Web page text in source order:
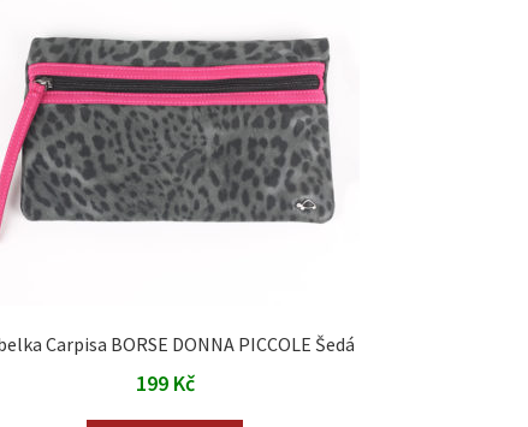
Carpisa BORSE DONNA PICCOLE Šedá
199 Kč